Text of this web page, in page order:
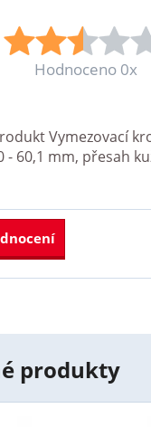
Hodnoceno 0x
Vymezovací
- 60,1 mm, přesah
produkty